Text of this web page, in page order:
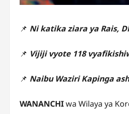
📌 Ni katika ziara ya Rais,
📌 Vijiji vyote 118
📌 Naibu Waziri Kapinga
WANANCHIwa Wilaya ya